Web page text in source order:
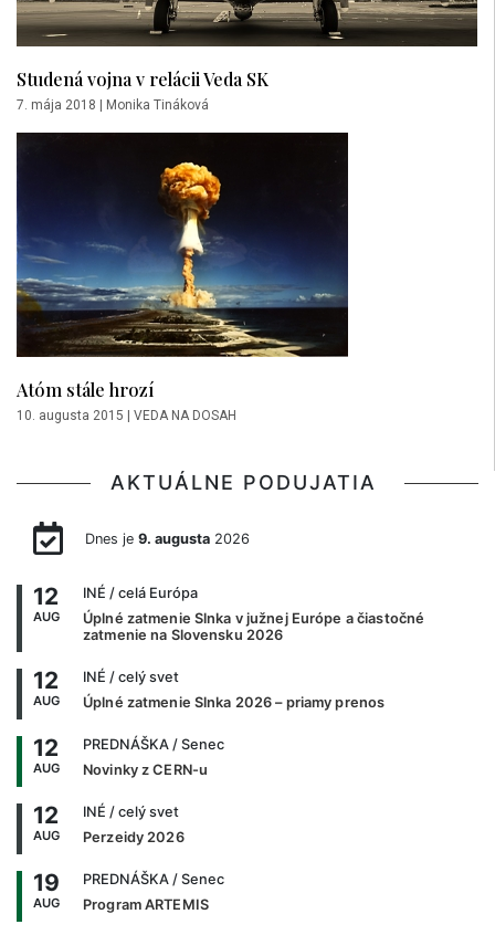
Studená vojna v relácii Veda SK
7. mája 2018 | Monika Tináková
Atóm stále hrozí
10. augusta 2015 | VEDA NA DOSAH
AKTUÁLNE PODUJATIA
Dnes je 9. augusta2026
12
AUG
INÉ / celá Európa
Úplné zatmenie Slnka v južnej Európe a čiastočné
zatmenie na Slovensku 2026
12
AUG
INÉ / celý svet
Úplné zatmenie Slnka 2026 – priamy prenos
12
AUG
PREDNÁŠKA / Senec
Novinky z CERN-u
12
AUG
INÉ / celý svet
Perzeidy 2026
19
AUG
PREDNÁŠKA / Senec
Program ARTEMIS